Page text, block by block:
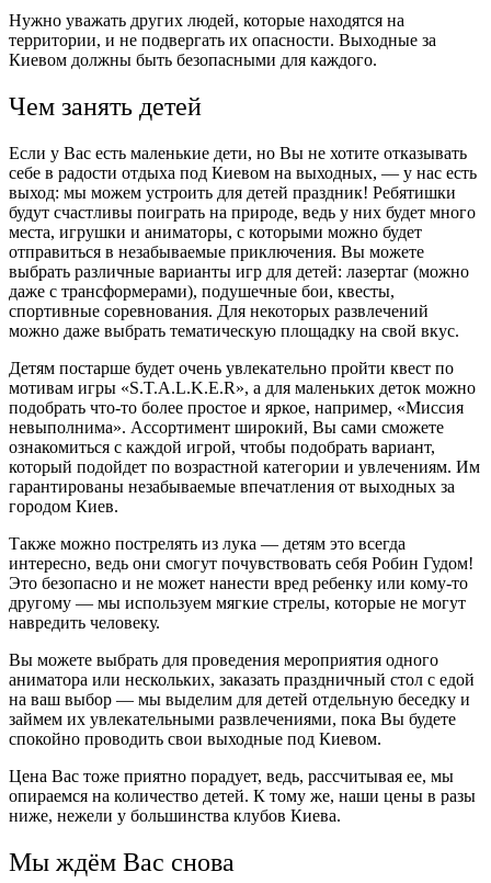
Нужно уважать других людей, которые находятся на
территории, и не подвергать их опасности. Выходные за
Киевом должны быть безопасными для каждого.
Чем занять детей
Если у Вас есть маленькие дети, но Вы не хотите отказывать
себе в радости отдыха под Киевом на выходных, ― у нас есть
выход: мы можем устроить для детей праздник! Ребятишки
будут счастливы поиграть на природе, ведь у них будет много
места, игрушки и аниматоры, с которыми можно будет
отправиться в незабываемые приключения. Вы можете
выбрать различные варианты игр для детей: лазертаг (можно
даже с трансформерами), подушечные бои, квесты,
спортивные соревнования. Для некоторых развлечений
можно даже выбрать тематическую площадку на свой вкус.
Детям постарше будет очень увлекательно пройти квест по
мотивам игры «S.T.A.L.K.E.R», а для маленьких деток можно
подобрать что-то более простое и яркое, например, «Миссия
невыполнима». Ассортимент широкий, Вы сами сможете
ознакомиться с каждой игрой, чтобы подобрать вариант,
который подойдет по возрастной категории и увлечениям. Им
гарантированы незабываемые впечатления от выходных за
городом Киев.
Также можно пострелять из лука ― детям это всегда
интересно, ведь они смогут почувствовать себя Робин Гудом!
Это безопасно и не может нанести вред ребенку или кому-то
другому ― мы используем мягкие стрелы, которые не могут
навредить человеку.
Вы можете выбрать для проведения мероприятия одного
аниматора или нескольких, заказать праздничный стол с едой
на ваш выбор ― мы выделим для детей отдельную беседку и
займем их увлекательными развлечениями, пока Вы будете
спокойно проводить свои выходные под Киевом.
Цена Вас тоже приятно порадует, ведь, рассчитывая ее, мы
опираемся на количество детей. К тому же, наши цены в разы
ниже, нежели у большинства клубов Киева.
Мы ждём Вас снова